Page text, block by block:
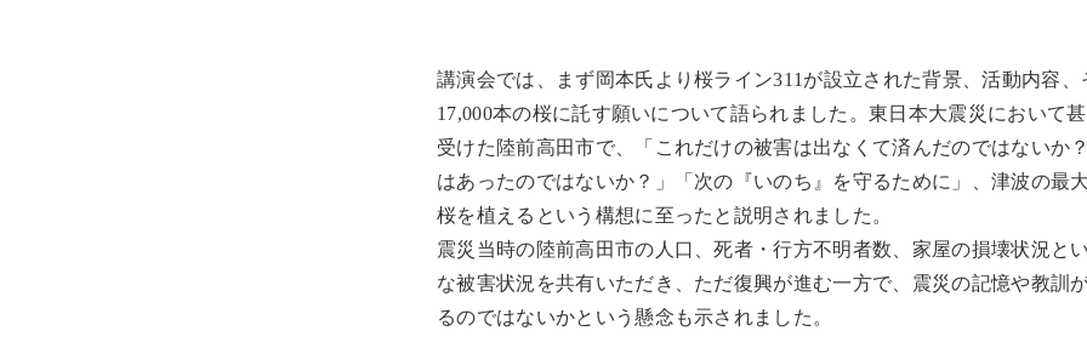
講演会では、まず岡本氏より桜ライン311が設立された背景、活動内容、
17,000本の桜に託す願いについて語られました。東日本大震災において
受けた陸前高田市で、「これだけの被害は出なくて済んだのではないか
はあったのではないか？」「次の『いのち』を守るために」、津波の最
桜を植えるという構想に至ったと説明されました。
震災当時の陸前高田市の人口、死者・行方不明者数、家屋の損壊状況と
な被害状況を共有いただき、ただ復興が進む一方で、震災の記憶や教訓
るのではないかという懸念も示されました。